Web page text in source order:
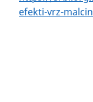
НА
efekti-vrz-